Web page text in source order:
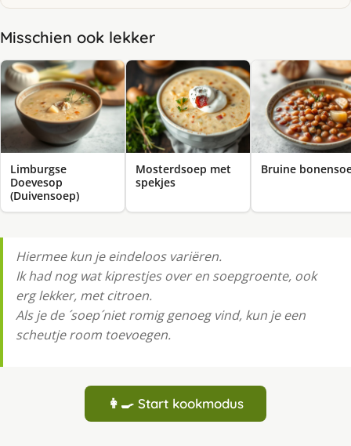
Misschien ook lekker
Limburgse
Doevesop
(Duivensoep)
Mosterdsoep met
spekjes
Bruine
Hiermee kun je eindeloos variëren.
Ik had nog wat kiprestjes over en soepgroente, ook
erg lekker, met citroen.
Als je de ´soep´niet romig genoeg vind, kun je een
scheutje room toevoegen.
👩‍🍳 Start kookmodus